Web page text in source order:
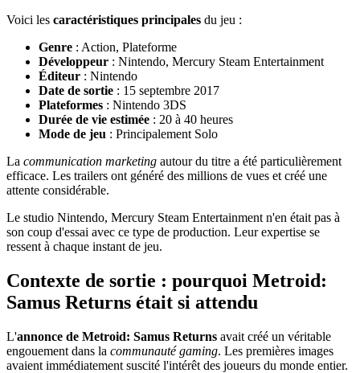
Voici les caractéristiques principales du jeu :
Genre : Action, Plateforme
Développeur : Nintendo, Mercury Steam Entertainment
Éditeur : Nintendo
Date de sortie : 15 septembre 2017
Plateformes : Nintendo 3DS
Durée de vie estimée : 20 à 40 heures
Mode de jeu : Principalement Solo
La communication marketing autour du titre a été particulièrement
efficace. Les trailers ont généré des millions de vues et créé une
attente considérable.
Le studio Nintendo, Mercury Steam Entertainment n'en était pas à
son coup d'essai avec ce type de production. Leur expertise se
ressent à chaque instant de jeu.
Contexte de sortie : pourquoi Metroid:
Samus Returns était si attendu
L'annonce de Metroid: Samus Returns avait créé un véritable
engouement dans la communauté gaming. Les premières images
avaient immédiatement suscité l'intérêt des joueurs du monde entier.